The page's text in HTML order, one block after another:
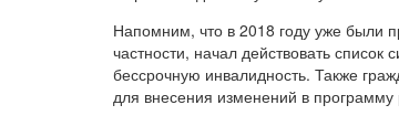
Напомним, что в 2018 году уже были
частности, начал действовать
бессрочную инвалидность. Также
для внесения изменений в